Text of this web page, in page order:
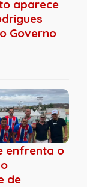
aparece
Governo
enfrenta o
de